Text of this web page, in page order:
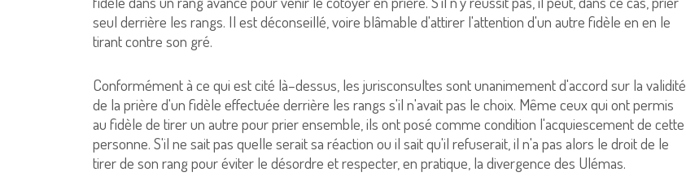
seul derrière les rangs. Il est déconseillé, voire blâmable d'attirer l'attention d'un autre fidèle en en le
tirant contre son gré.
Conformément à ce qui est cité là–dessus, les jurisconsultes sont unanimement d'accord sur la validité
de la prière d'un fidèle effectuée derrière les rangs s'il n'avait pas le choix. Même ceux qui ont permis
au fidèle de tirer un autre pour prier ensemble, ils ont posé comme condition l'acquiescement de cette
personne. S'il ne sait pas quelle serait sa réaction ou il sait qu'il refuserait, il n'a pas alors le droit de le
tirer de son rang pour éviter le désordre et respecter, en pratique, la divergence des Ulémas.